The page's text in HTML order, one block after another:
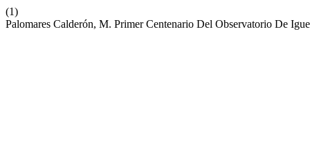
(1)
Palomares Calderón, M. Primer Centenario Del Observatorio De